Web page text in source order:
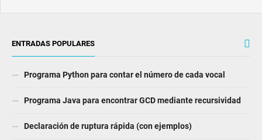
ENTRADAS POPULARES
Programa Python para contar el número de cada vocal
Programa Java para encontrar GCD mediante recursividad
Declaración de ruptura rápida (con ejemplos)